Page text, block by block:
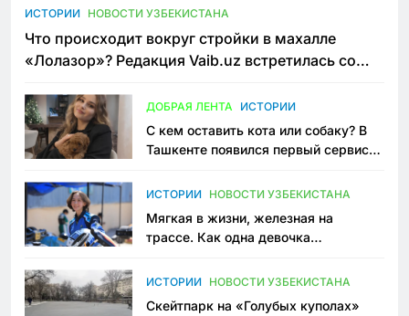
ИСТОРИИ НОВОСТИ УЗБЕКИСТАНА
Что происходит вокруг стройки в махалле
«Лолазор»? Редакция Vaib.uz встретилась со
ДОБРАЯ ЛЕНТА ИСТОРИИ
С кем оставить кота или собаку? В
Ташкенте появился первый сервис
ИСТОРИИ НОВОСТИ УЗБЕКИСТАНА
Мягкая в жизни, железная на
трассе. Как одна девочка
Узбекистане
ИСТОРИИ НОВОСТИ УЗБЕКИСТАНА
Скейтпарк на «Голубых куполах»